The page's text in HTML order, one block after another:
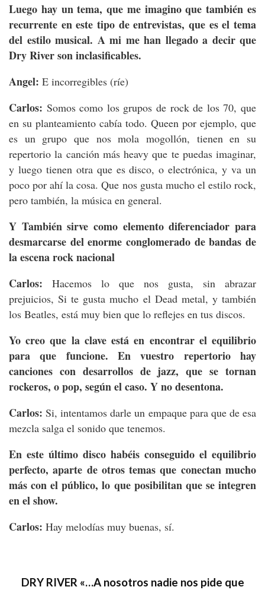
Luego hay un tema, que me imagino que también es
recurrente en este tipo de entrevistas, que es el tema
del estilo musical. A mi me han llegado a decir que
Dry River son inclasificables.
Angel: E incorregibles (ríe)
Carlos: Somos como los grupos de rock de los 70, que
en su planteamiento cabía todo. Queen por ejemplo, que
es un grupo que nos mola mogollón, tienen en su
repertorio la canción más heavy que te puedas imaginar,
y luego tienen otra que es disco, o electrónica, y va un
poco por ahí la cosa. Que nos gusta mucho el estilo rock,
pero también, la música en general.
Y También sirve como elemento diferenciador para
desmarcarse del enorme conglomerado de bandas de
la escena rock nacional
Carlos: Hacemos lo que nos gusta, sin abrazar
prejuicios, Si te gusta mucho el Dead metal, y también
los Beatles, está muy bien que lo reflejes en tus discos.
Yo creo que la clave está en encontrar el equilibrio
para que funcione. En vuestro repertorio hay
canciones con desarrollos de jazz, que se tornan
rockeros, o pop, según el caso. Y no desentona.
Carlos: Si, intentamos darle un empaque para que de esa
mezcla salga el sonido que tenemos.
En este último disco habéis conseguido el equilibrio
perfecto, aparte de otros temas que conectan mucho
más con el público, lo que posibilitan que se integren
en el show.
Carlos: Hay melodías muy buenas, sí.
DRY RIVER «…A nosotros nadie nos pide que